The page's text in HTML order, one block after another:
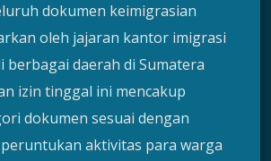
dokumen keimigrasian
oleh jajaran kantor imigrasi
berbagai daerah di Sumatera
izin tinggal ini mencakup
dokumen sesuai dengan
aktivitas para warga